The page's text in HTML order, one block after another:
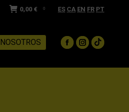
0,00 € 0 ES CA EN FR PT
NOSOTROS
Facebook
Instagram
TikTok